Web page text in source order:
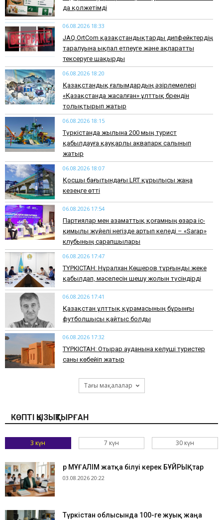
да қолжетімді
06.08.2026 18:33
JAQ.OrtCom қазақстандықтарды дипфейктердің
таралуына ықпал етпеуге және ақпаратты
тексеруге шақырды
06.08.2026 18:20
Қазақстандық ғалымдардың әзірлемелері
«Қазақстанда жасалған» ұлттық брендін
толықтырып жатыр
06.08.2026 18:15
Түркістанда жылына 200 мың турист
қабылдауға қауқарлы аквапарк салынып
жатыр
06.08.2026 18:07
Қосшы бағытындағы LRT құрылысы жаңа
кезеңге өтті
06.08.2026 17:54
Партиялар мен азаматтық қоғамның өзара іс-
қимылы жүйелі негізде артып келеді – «Sarap»
клубының сарапшылары
06.08.2026 17:47
ТҮРКІСТАН: Нұралхан Көшеров тұрғынды жеке
қабылдап, мәселесін шешу жолын түсіндірді
06.08.2026 17:41
Қазақстан ұлттық құрамасының бұрынғы
футболшысы қайтыс болды
06.08.2026 17:32
ТҮРКІСТАН: Отырар ауданына келуші туристер
саны көбейіп жатыр
Тағы мақалалар
КӨПТІ ҚЫЗЫҚТЫРҒАН
3 күн 7 күн 30 күн
Әр МҰҒАЛІМ жатқа білуі керек БҰЙРЫҚтар
03.08.2026 20:22
Түркістан облысында 100-ге жуық жаңа